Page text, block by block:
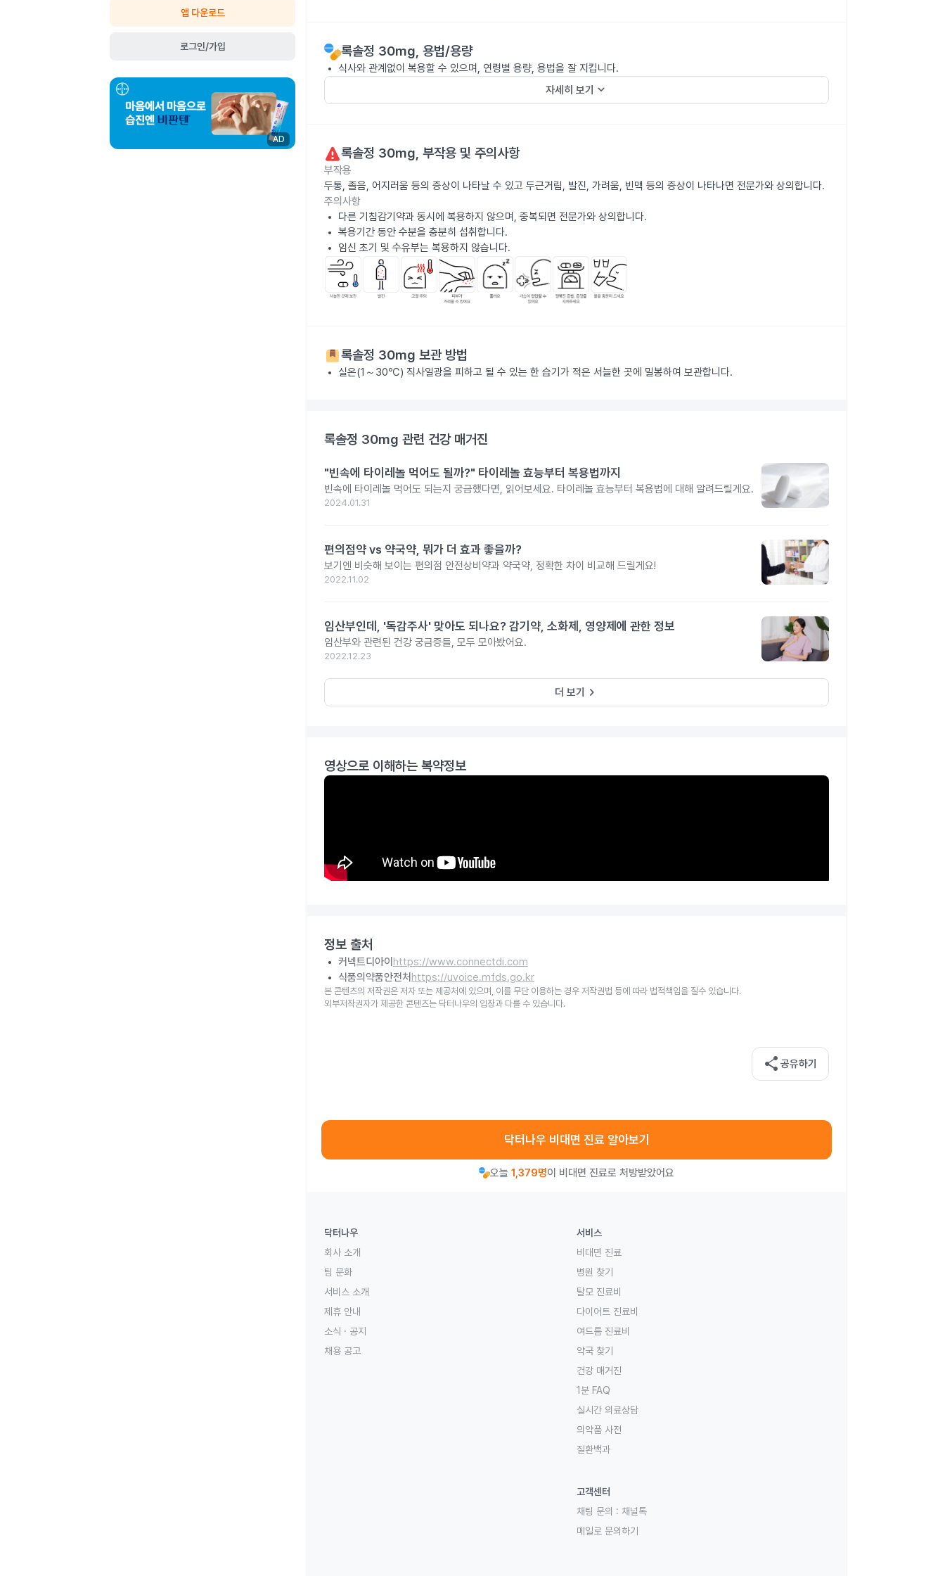
앱 다운로드
로그인/가입
AD
록솔정 30mg, 용법/용량
식사와 관계없이 복용할 수 있으며, 연령별 용량, 용법을 잘 지킵니다.
자세히 보기 keyboard_arrow_down
록솔정 30mg, 부작용 및 주의사항
부작용
두통, 졸음, 어지러움 등의 증상이 나타날 수 있고 두근거림, 발진, 가려움, 빈맥 등의 증상이 나타나면 전문가와 상의합니다.
주의사항
다른 기침감기약과 동시에 복용하지 않으며, 중복되면 전문가와 상의합니다.
복용기간 동안 수분을 충분히 섭취합니다.
임신 초기 및 수유부는 복용하지 않습니다.
록솔정 30mg 보관 방법
실온(1～30℃) 직사일광을 피하고 될 수 있는 한 습기가 적은 서늘한 곳에 밀봉하여 보관합니다.
록솔정 30mg 관련 건강 매거진
"빈속에 타이레놀 먹어도 될까?" 타이레놀 효능부터 복용법까지
빈속에 타이레놀 먹어도 되는지 궁금했다면, 읽어보세요. 타이레놀 효능부터 복용법에 대해 알려드릴게요.
2024.01.31
편의점약 vs 약국약, 뭐가 더 효과 좋을까?
보기엔 비슷해 보이는 편의점 안전상비약과 약국약, 정확한 차이 비교해 드릴게요!
2022.11.02
임산부인데, '독감주사' 맞아도 되나요? 감기약, 소화제, 영양제에 관한 정보
임산부와 관련된 건강 궁금증들, 모두 모아봤어요.
2022.12.23
더 보기 keyboard_arrow_right
영상으로 이해하는 복약정보
정보 출처
커넥트디아이 https://www.connectdi.com
식품의약품안전처 https://uvoice.mfds.go.kr
본 콘텐츠의 저작권은 저자 또는 제공처에 있으며, 이를 무단 이용하는 경우 저작권법 등에 따라 법적책임을 질수 있습니다.
외부저작권자가 제공한 콘텐츠는 닥터나우의 입장과 다를 수 있습니다.
share 공유하기
닥터나우 비대면 진료 알아보기
오늘 1,379명이 비대면 진료로 처방받았어요
닥터나우
회사 소개
팀 문화
서비스 소개
제휴 안내
소식 · 공지
채용 공고
서비스
비대면 진료
병원 찾기
탈모 진료비
다이어트 진료비
여드름 진료비
약국 찾기
건강 매거진
1분 FAQ
실시간 의료상담
의약품 사전
질환백과
고객센터
채팅 문의 : 채널톡
메일로 문의하기